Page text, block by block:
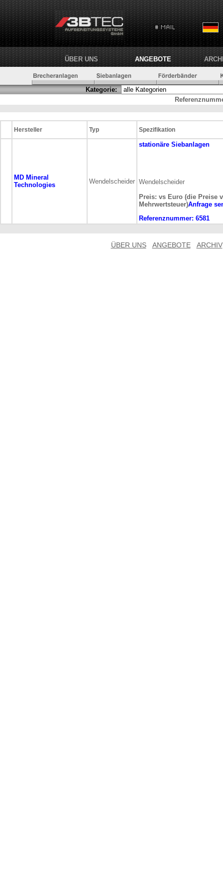
ÜBER UNS ANGEBOTE
Kategorie:
Hersteller Typ Spezifikation
MD Mineral
Technologies
Wendelscheider
stationäre Siebanlagen
Wendelscheider
Preis: vs Euro (die Preise
Mehrwertsteuer)Anfrage
Referenznummer: 6581
ÜBER UNS ANGEBOTE ARCHIV